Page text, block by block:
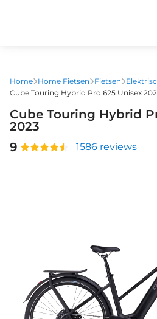
gaan
Home Home Fietsen Fietsen
Cube Touring Hybrid Pro 625 Unisex
Cube Touring Hybrid
2023
9
1586 reviews